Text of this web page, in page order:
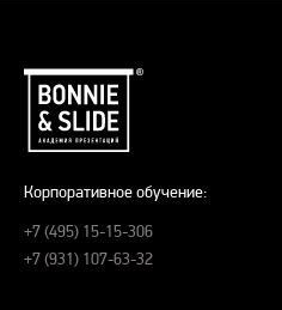
Корпоративное обучение:
+7 (495) 15-15-306
+7 (931) 107-63-32